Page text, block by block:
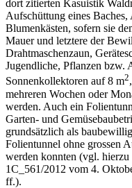
dort zitierten Kasuistik
Aufschüttung eines
Blumenkästen, sofern sie
Mauer und letztere der
Drahtmaschenzaun,
Jugendliche, Pflanzen bzw.
Sonnenkollektoren auf 8 m2
mehreren Wochen oder
werden. Auch ein
Garten- und
grundsätzlich als
Folientunnel ohne grossen
werden konnten (vgl.
1C_561/2012 vom 4.
ff.).